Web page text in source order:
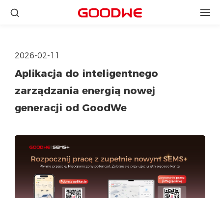
2026-02-11
Aplikacja do inteligentnego
zarządzania energią nowej
generacji od GoodWe